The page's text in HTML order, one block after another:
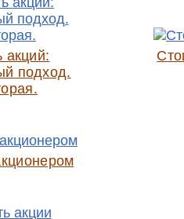
акций:
подход.